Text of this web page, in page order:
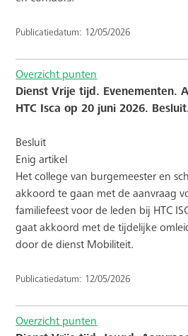
Publicatiedatum: 12/05/2026
Overzicht punten
Dienst Vrije tijd. Evenementen.
HTC Isca op 20 juni 2026.
Besluit
Enig artikel
Het college van burgemeester en
akkoord te gaan met de aanvraag
familiefeest voor de leden bij HTC
gaat akkoord met de tijdelijke
door de dienst Mobiliteit.
Publicatiedatum: 12/05/2026
Overzicht punten